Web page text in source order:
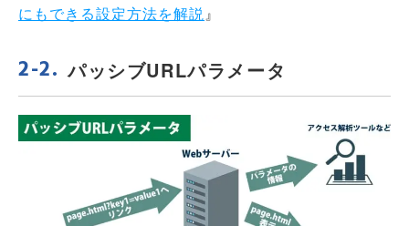
にもできる設定方法を解説』
パッシブURLパラメータ